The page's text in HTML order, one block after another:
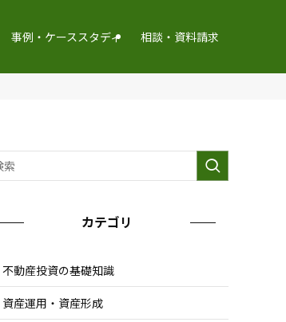
事例・ケーススタディ 相談・資料請求
カテゴリ
不動産投資の基礎知識
資産運用・資産形成